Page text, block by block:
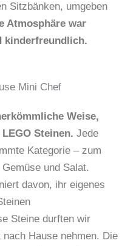
Sitzbänken, umgeben
Atmosphäre war
kinderfreundlich.
Weise,
Steinen. Jede
Kategorie – zum
und Salat.
davon, ihr eigenes
Steine durften wir
Hause nehmen. Die